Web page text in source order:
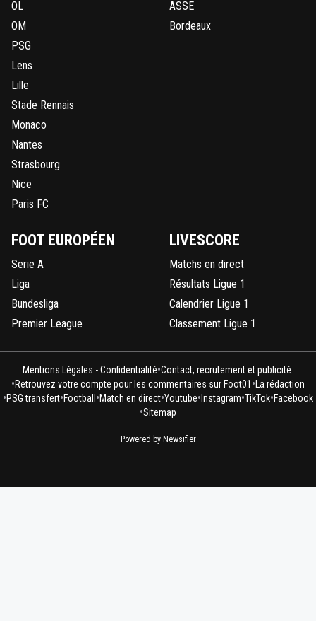
OL
OM
PSG
Lens
Lille
Stade Rennais
Monaco
Nantes
Strasbourg
Nice
Paris FC
ASSE
Bordeaux
FOOT EUROPÉEN
Serie A
Liga
Bundesliga
Premier League
LIVESCORE
Matchs en direct
Résultats Ligue 1
Calendrier Ligue 1
Classement Ligue 1
Mentions Légales - Confidentialité•Contact, recrutement et publicité
•Retrouvez votre compte pour les commentaires sur Foot01 •La rédaction
•PSG transfert•Football •Match en direct•Youtube• Instagram•TikTok•Facebook
•Sitemap
Powered by Newsifier